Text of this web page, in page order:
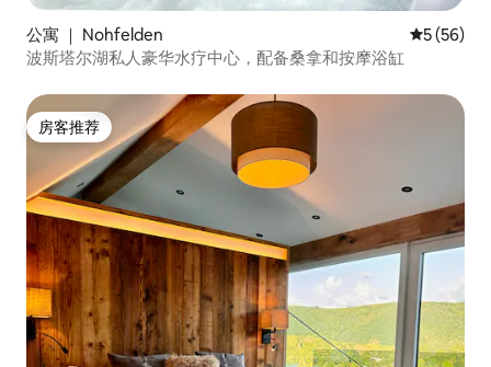
公寓 ｜ Nohfelden 平均评分
5 (56)
波斯塔尔湖私人豪华水疗中心，配备桑拿和按摩浴缸
房客推荐
房客推荐